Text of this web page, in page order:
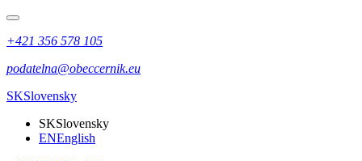
+421 356 578 105
podatelna@obeccernik.eu
SKSlovensky
SKSlovensky
ENEnglish